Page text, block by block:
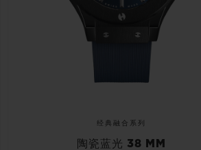
经典融合系列
陶瓷蓝光 38 MM